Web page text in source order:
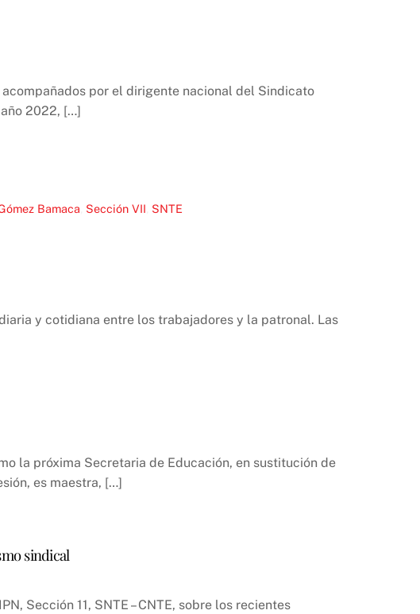
por el dirigente nacional del Sindicato
2022, […]
Bamaca Sección VII SNTE
y cotidiana entre los trabajadores y la patronal. Las
la próxima Secretaria de Educación, en sustitución de
es maestra, […]
sindical
Sección 11, SNTE – CNTE, sobre los recientes